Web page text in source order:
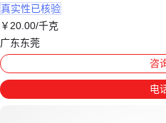
真实性已核验
￥ 20 .00/千克
广东东莞
咨
电